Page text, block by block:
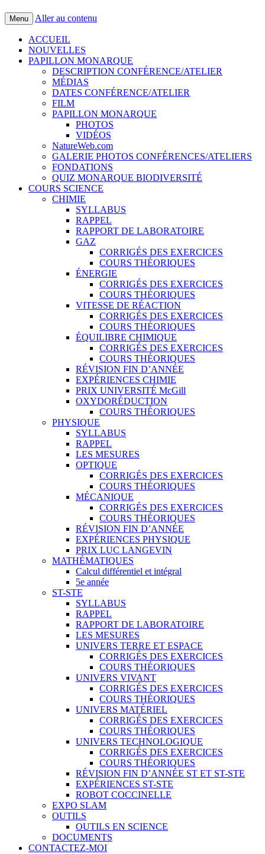
Menu Aller au contenu
ACCUEIL
NOUVELLES
PAPILLON MONARQUE
DESCRIPTION CONFÉRENCE/ATELIER
MÉDIAS
DATES CONFÉRENCE/ATELIER
FILM
PAPILLON MONARQUE
PHOTOS
VIDÉOS
NatureWeb.com
GALERIE PHOTOS CONFÉRENCES/ATELIERS
FONDATIONS
QUIZ MONARQUE BIODIVERSITÉ
COURS SCIENCE
CHIMIE
SYLLABUS
RAPPEL
RAPPORT DE LABORATOIRE
GAZ
CORRIGÉS DES EXERCICES
COURS THÉORIQUES
ÉNERGIE
CORRIGÉS DES EXERCICES
COURS THÉORIQUES
VITESSE DE RÉACTION
CORRIGÉS DES EXERCICES
COURS THÉORIQUES
ÉQUILIBRE CHIMIQUE
CORRIGÉS DES EXERCICES
COURS THÉORIQUES
RÉVISION FIN D’ANNÉE
EXPÉRIENCES CHIMIE
PRIX UNIVERSITÉ McGill
OXYDORÉDUCTION
COURS THÉORIQUES
PHYSIQUE
SYLLABUS
RAPPEL
LES MESURES
OPTIQUE
CORRIGÉS DES EXERCICES
COURS THÉORIQUES
MÉCANIQUE
CORRIGÉS DES EXERCICES
COURS THÉORIQUES
RÉVISION FIN D’ANNÉE
EXPÉRIENCES PHYSIQUE
PRIX LUC LANGEVIN
MATHÉMATIQUES
Calcul différentiel et intégral
5e année
ST-STE
SYLLABUS
RAPPEL
RAPPORT DE LABORATOIRE
LES MESURES
UNIVERS TERRE ET ESPACE
CORRIGÉS DES EXERCICES
COURS THÉORIQUES
UNIVERS VIVANT
CORRIGÉS DES EXERCICES
COURS THÉORIQUES
UNIVERS MATÉRIEL
CORRIGÉS DES EXERCICES
COURS THÉORIQUES
UNIVERS TECHNOLOGIQUE
CORRIGÉS DES EXERCICES
COURS THÉORIQUES
RÉVISION FIN D’ANNÉE ST ET ST-STE
EXPÉRIENCES ST-STE
ROBOT COCCINELLE
EXPO SLAM
OUTILS
OUTILS EN SCIENCE
DOCUMENTS
CONTACTEZ-MOI